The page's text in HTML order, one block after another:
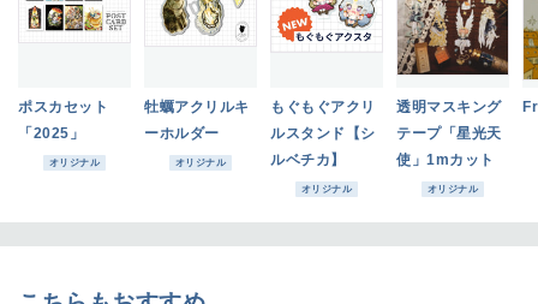
ポスカセット
「2025」
オリジナル
牡蠣アクリルキ
ーホルダー
オリジナル
もぐもぐアクリ
ルスタンド【シ
ルベチカ】
オリジナル
透明マスキング
テープ「星光天
使」1mカット
オリジナル